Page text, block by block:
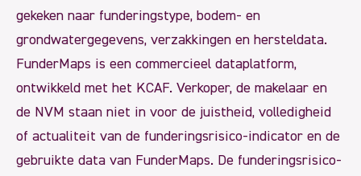
gekeken naar funderingstype, bodem- en
grondwatergegevens, verzakkingen en hersteldata.
FunderMaps is een commercieel dataplatform,
ontwikkeld met het KCAF. Verkoper, de makelaar en
de NVM staan niet in voor de juistheid, volledigheid
of actualiteit van de funderingsrisico-indicator en de
gebruikte data van FunderMaps. De funderingsrisico-